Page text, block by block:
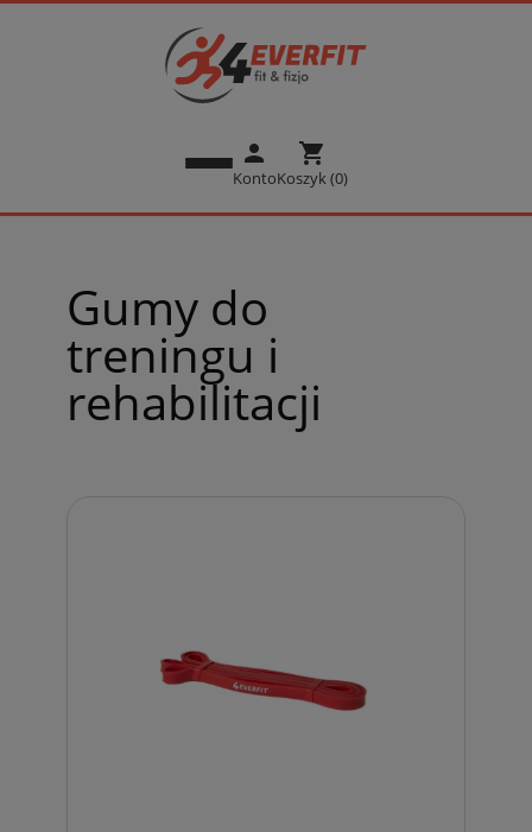
person
Konto
shopping_cart
Koszyk (0)
Gumy do
treningu i
rehabilitacji